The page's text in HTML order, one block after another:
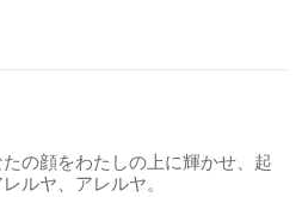
の顔をわたしの上に輝かせ、起
ルヤ、アレルヤ。